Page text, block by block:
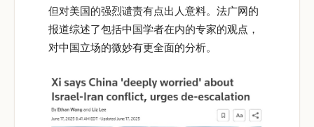
但对美国的强烈谴责有点出人意料。法广网的
报道综述了包括中国学者在内的专家的观点，
对中国立场的微妙有更全面的分析。